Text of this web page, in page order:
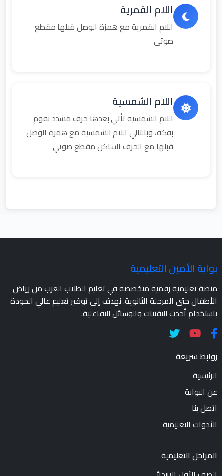
اللام القمرية
اللام القمرية مع همزة الوصل قبلها مقطع
صوتي
اللام الشمسية
اللام الشمسية تأتي بعدها حرف مشدد نقوم
بفكه، وبالتالي اللام الشمسية مع همزة الوصل
قبلها مع الحرف الساكن مقطع صوتي
بوابة الأمين التعليمية
منصة تعليمية رقمية متخصصة في تعليم الطلاب العرب من رياض
الأطفال حتى المرحلة الثانوية. نهدف إلى توفير تعليم عالي الجودة
باستخدام أحدث التقنيات والوسائل التفاعلية.
روابط سريعة
الرئيسية
عن البوابة
اتصل بنا
الأدوات التعليمية
المراحل التعليمية